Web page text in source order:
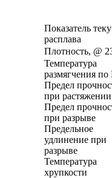
Показатель
расплава
Плотность, @
Температура
размягчения по
Предел
при растяжении
Предел
при разрыве
Предельное
удлинение при
разрыве
Температура
хрупкости